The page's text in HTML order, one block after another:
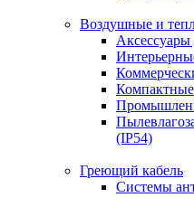
Воздушные и
Аксессуары
(IP54)
Греющий кабель
Системы